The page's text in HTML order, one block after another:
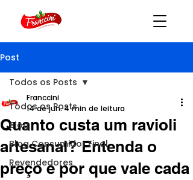
Post
Todos os Posts
Blog
Blog Consumidor Final
Revendedores
Todos os Posts
Quanto custa um ravioli
artesanal? Entenda o
preço e por que vale cada
Franccini
14 de jun. 4 min de leitura